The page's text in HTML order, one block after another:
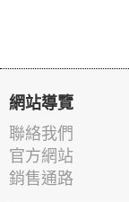
網站導覽
聯絡我們
官方網站
銷售通路